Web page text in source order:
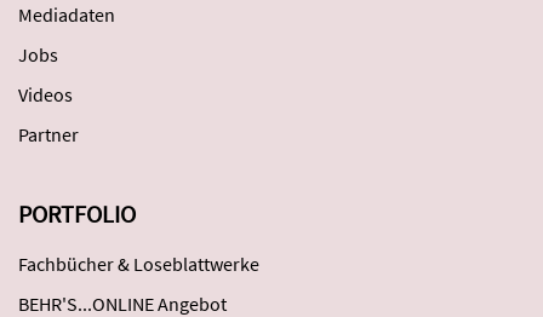
Mediadaten
Jobs
Videos
Partner
PORTFOLIO
Fachbücher & Loseblattwerke
BEHR'S...ONLINE Angebot